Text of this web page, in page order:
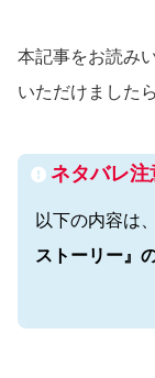
本記事をお読み
いただけました
ネタバレ注
以下の内容は、
ストーリー』